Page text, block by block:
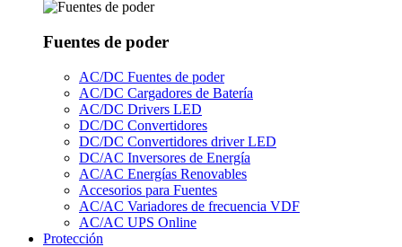
Fuentes de poder
AC/DC Fuentes de poder
AC/DC Cargadores de Batería
AC/DC Drivers LED
DC/DC Convertidores
DC/DC Convertidores driver LED
DC/AC Inversores de Energía
AC/AC Energías Renovables
Accesorios para Fuentes
AC/AC Variadores de frecuencia VDF
AC/AC UPS Online
Protección